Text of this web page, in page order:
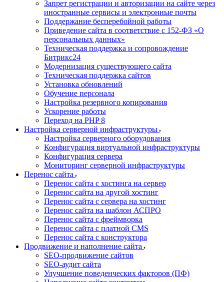
Запрет регистрации и авторизации на сайте через
иностранные сервисы и электронные почты
Поддержание бесперебойной работы
Приведение сайта в соответствие с 152-ФЗ «О
персональных данных»
Техническая поддержка и сопровождение
Битрикс24
Модернизация существующего сайта
Техническая поддержка сайтов
Установка обновлений
Обучение персонала
Настройка резервного копирования
Ускорение работы
Переход на PHP 8
Настройка серверной инфраструктуры
Настройка серверного оборудования
Конфигурация виртуальной инфраструктуры
Конфигурация сервера
Мониторинг серверной инфраструктуры
Перенос сайта
Перенос сайта с хостинга на сервер
Перенос сайта на другой хостинг
Перенос сайта с сервера на хостинг
Перенос сайта на шаблон АСПРО
Перенос сайта с фреймворка
Перенос сайта с платной CMS
Перенос сайта с конструктора
Продвижение и наполнение сайта
SEO-продвижение сайтов
SEO-аудит сайта
Улучшение поведенческих факторов (ПФ)